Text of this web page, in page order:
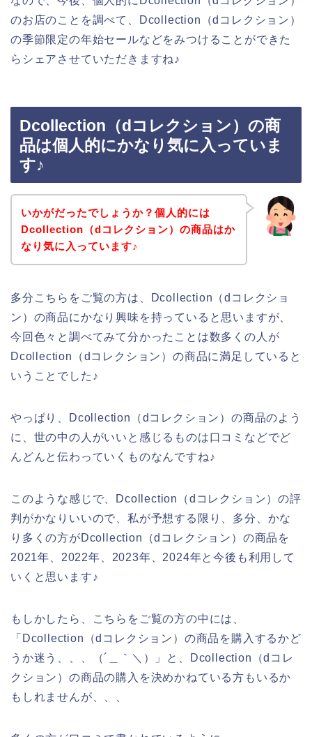
のお店のことを調べて、Dcollection（dコレクション）
の季節限定の年始セールなどをみつけることができた
らシェアさせていただきますね♪
Dcollection（dコレクション）の商
品は個人的にかなり気に入っていま
す♪
いかがだったでしょうか？個人的には
Dcollection（dコレクション）の商品はか
なり気に入っています♪
多分こちらをご覧の方は、Dcollection（dコレクショ
ン）の商品にかなり興味を持っていると思いますが、
今回色々と調べてみて分かったことは数多くの人が
Dcollection（dコレクション）の商品に満足していると
いうことでした♪
やっぱり、Dcollection（dコレクション）の商品のよう
に、世の中の人がいいと感じるものは口コミなどでど
んどんと伝わっていくものなんですね♪
このような感じで、Dcollection（dコレクション）の評
判がかなりいいので、私が予想する限り、多分、かな
り多くの方がDcollection（dコレクション）の商品を
2021年、2022年、2023年、2024年と今後も利用して
いくと思います♪
もしかしたら、こちらをご覧の方の中には、
「Dcollection（dコレクション）の商品を購入するかど
うか迷う、、、（´＿｀＼）」と、Dcollection（dコレ
クション）の商品の購入を決めかねている方もいるか
もしれませんが、、、